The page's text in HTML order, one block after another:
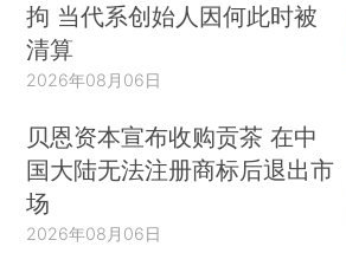
拘 当代系创始人因何此时被
清算
2026年08月06日
贝恩资本宣布收购贡茶 在中
国大陆无法注册商标后退出市
场
2026年08月06日